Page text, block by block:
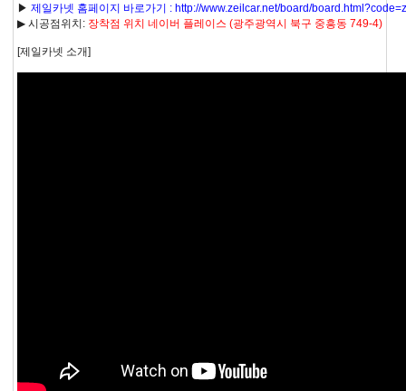
▶ 제일카넷 홈페이지 바로가기 : http://www.zeilcar.net/board/
▶ 시공점위치: 장착점 위치 네이버 플레이스 (광주광역시 북구 중흥동 749-4)
[제일카넷 소개]